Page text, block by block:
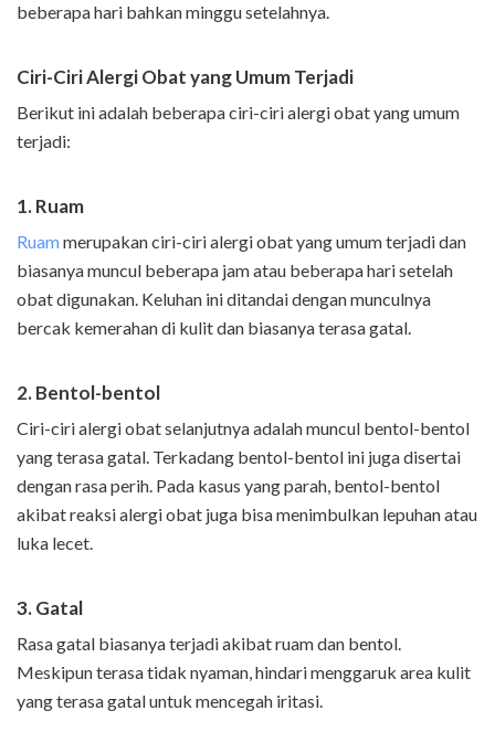
beberapa hari bahkan minggu setelahnya.
Ciri-Ciri Alergi Obat yang Umum Terjadi
Berikut ini adalah beberapa ciri-ciri alergi obat yang umum
terjadi:
1. Ruam
Ruammerupakan ciri-ciri alergi obat yang umum terjadi dan
biasanya muncul beberapa jam atau beberapa hari setelah
obat digunakan. Keluhan ini ditandai dengan munculnya
bercak kemerahan di kulit dan biasanya terasa gatal.
2. Bentol-bentol
Ciri-ciri alergi obat selanjutnya adalah muncul bentol-bentol
yang terasa gatal. Terkadang bentol-bentol ini juga disertai
dengan rasa perih. Pada kasus yang parah, bentol-bentol
akibat reaksi alergi obat juga bisa menimbulkan lepuhan atau
luka lecet.
3. Gatal
Rasa gatal biasanya terjadi akibat ruam dan bentol.
Meskipun terasa tidak nyaman, hindari menggaruk area kulit
yang terasa gatal untuk mencegah iritasi.